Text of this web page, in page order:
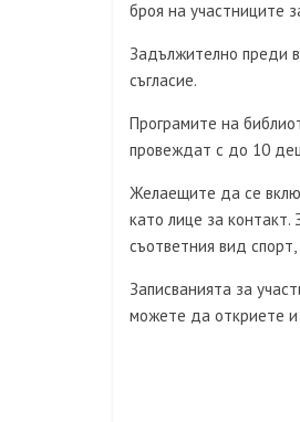
броя на участниците
Задължително преди
съгласие.
Програмите на
провеждат с до 10
Желаещите да се
като лице за
съответния вид
Записванията за
можете да откриете и